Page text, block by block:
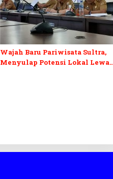
Wajah Baru Pariwisata Sultra,
Menyulap Potensi Lokal Lewat